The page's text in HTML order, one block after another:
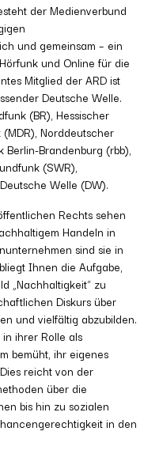
der Medienverbund
und gemeinsam – ein
und Online für die
Mitglied der ARD ist
Deutsche Welle.
(BR), Hessischer
Norddeutscher
Berlin-Brandenburg (rbb),
(SWR),
Welle (DW).
Rechts sehen
Handeln in
sind sie in
Ihnen die Aufgabe,
„Nachhaltigkeit“ zu
Diskurs über
und vielfältig abzubilden.
ihrer Rolle als
bemüht, ihr eigenes
reicht von der
über die
bis hin zu sozialen
in den